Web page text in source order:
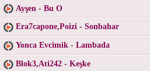
Ayşen - Bu O
Era7capone,Poizi - Sonbahar
Yonca Evcimik - Lambada
Blok3,Ati242 - Keşke